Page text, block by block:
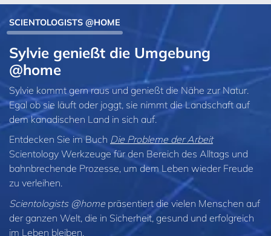
SCIENTOLOGISTS @HOME
Sylvie genießt die Umgebung
@home
Sylvie kommt gern raus und genießt die Nähe zur Natur.
Egal ob sie läuft oder joggt, sie nimmt die Landschaft auf
dem kanadischen Land in sich auf.
Entdecken Sie im Buch Die Probleme der Arbeit
Scientology Werkzeuge für den Bereich des Alltags und
bahnbrechende Prozesse, um dem Leben wieder Freude
zu verleihen.
Scientologists @home präsentiert die vielen Menschen auf
der ganzen Welt, die in Sicherheit, gesund und erfolgreich
im Leben bleiben.